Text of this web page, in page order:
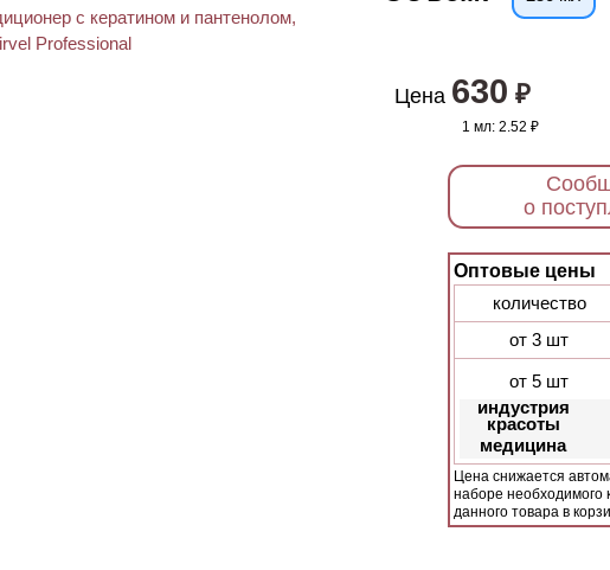
Цена 630 ₽
1 мл: 2.52 ₽
о
Оптовые цены
количество
от 3 шт
от 5 шт
индустрия
красоты
медицина
Цена снижается
наборе необходимого
данного товара в